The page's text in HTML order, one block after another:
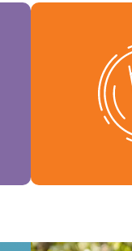
Nuestra
quiénes